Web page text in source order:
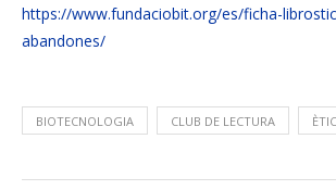
https://www.fundaciobit.org/es/ficha-
abandones/
BIOTECNOLOGIA CLUB DE LECTURA